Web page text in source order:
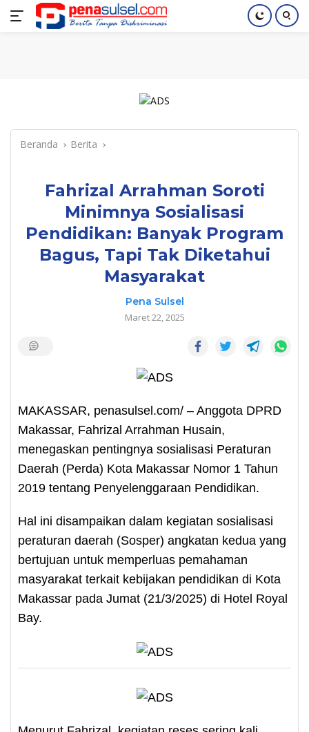
Langsung
Home Nasional Pendidikan Index
Beranda Berita
Fahrizal Arrahman Soroti
Minimnya Sosialisasi
Pendidikan: Banyak Program
Bagus, Tapi Tak Diketahui
Masyarakat
Pena Sulsel
Maret 22, 2025
MAKASSAR, penasulsel.com/ – Anggota DPRD
Makassar, Fahrizal Arrahman Husain,
menegaskan pentingnya sosialisasi Peraturan
Daerah (Perda) Kota Makassar Nomor 1 Tahun
2019 tentang Penyelenggaraan Pendidikan.
Hal ini disampaikan dalam kegiatan sosialisasi
peraturan daerah (Sosper) angkatan kedua yang
bertujuan untuk memperluas pemahaman
masyarakat terkait kebijakan pendidikan di Kota
Makassar pada Jumat (21/3/2025) di Hotel Royal
Bay.